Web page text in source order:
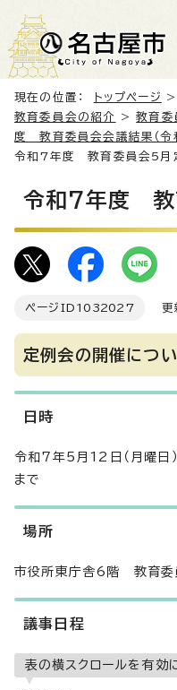
現在の位置： トップページ
教育委員会の紹介
>教育委
度 教育委員会会議結果（令
令和7年度 教育委員会5月
令和7年度 教
ページID 1032027 更
定例会の開催につ
日時
令和7年5月12日（月曜
まで
場所
市役所東庁舎6階 教育委
議事日程
表の横スクロールを有効